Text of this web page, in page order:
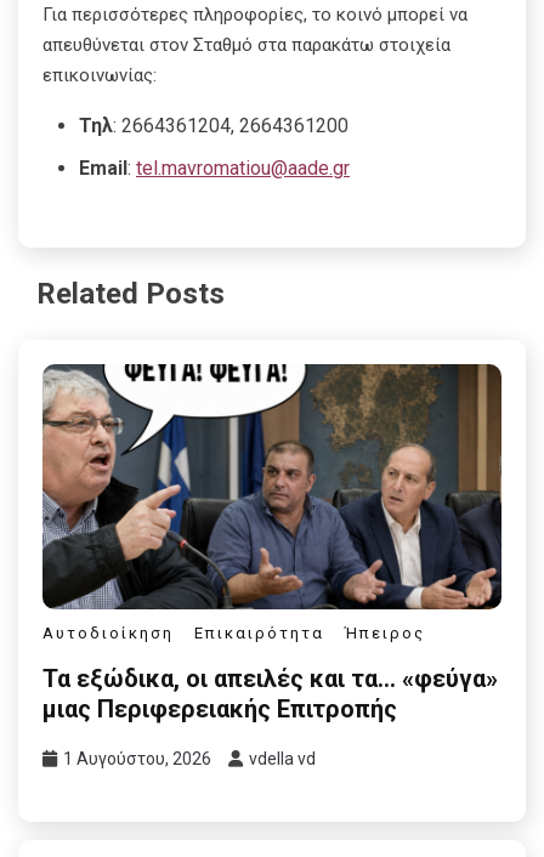
Για περισσότερες πληροφορίες, το κοινό μπορεί να
απευθύνεται στον Σταθμό στα παρακάτω στοιχεία
επικοινωνίας:
Τηλ: 2664361204, 2664361200
Email: tel.mavromatiou@aade.gr
Related Posts
Αυτοδιοίκηση Επικαιρότητα Ήπειρος
Τα εξώδικα, οι απειλές και τα… «φεύγα»
μιας Περιφερειακής Επιτροπής
1 Αυγούστου, 2026 vdella vd